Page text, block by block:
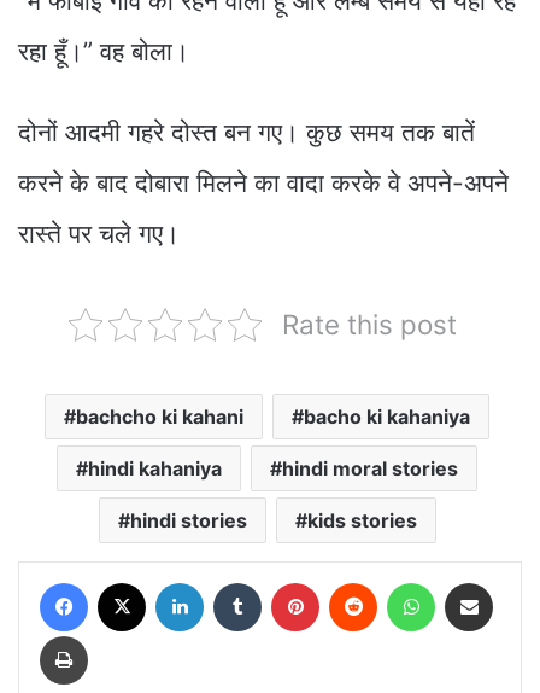
रहा हूँ।” वह बोला।
दोनों आदमी गहरे दोस्त बन गए। कुछ समय तक बातें
करने के बाद दोबारा मिलने का वादा करके वे अपने-अपने
रास्ते पर चले गए।
Rate this post
bachcho ki kahani bacho ki kahaniya
hindi kahaniya hindi moral stories
hindi stories kids stories
Facebook LinkedIn Tumblr Pinterest Reddit WhatsApp
Print